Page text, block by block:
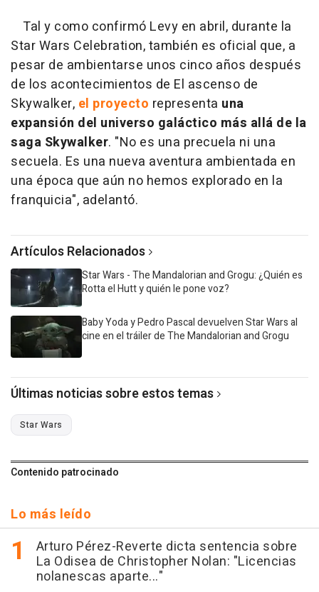
Tal y como confirmó Levy en abril, durante la
Star Wars Celebration, también es oficial que, a
pesar de ambientarse unos cinco años después
de los acontecimientos de El ascenso de
Skywalker, el proyecto representa una
expansión del universo galáctico más allá de la
saga Skywalker. "No es una precuela ni una
secuela. Es una nueva aventura ambientada en
una época que aún no hemos explorado en la
franquicia", adelantó.
Artículos Relacionados
Star Wars - The Mandalorian and Grogu: ¿Quién es
Rotta el Hutt y quién le pone voz?
Baby Yoda y Pedro Pascal devuelven Star Wars al
cine en el tráiler de The Mandalorian and Grogu
Últimas noticias sobre estos temas
Star Wars
Contenido patrocinado
Lo más leído
Arturo Pérez-Reverte dicta sentencia sobre
La Odisea de Christopher Nolan: "Licencias
nolanescas aparte..."